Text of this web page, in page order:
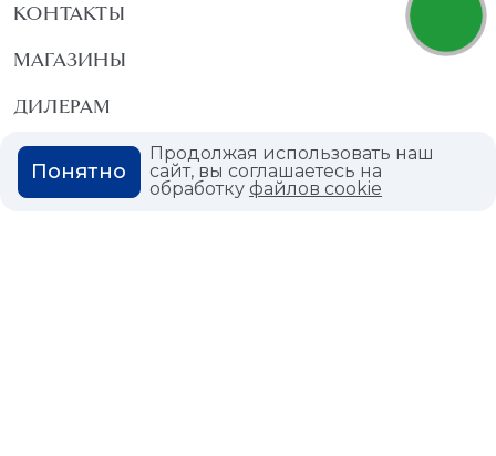
КОНТАКТЫ
МАГАЗИНЫ
ДИЛЕРАМ
ВАКАНСИИ
ВОПРОС ОТВЕТ
Продолжая использовать наш
сайт, вы соглашаетесь на
обработкуфайлов cookie
Понятно